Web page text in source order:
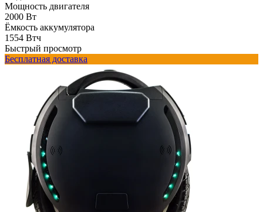
Мощность двигателя
2000 Вт
Ёмкость аккумулятора
1554 Втч
Быстрый просмотр
Бесплатная доставка